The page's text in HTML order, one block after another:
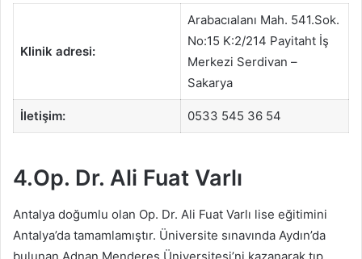
Klinik adresi:
Arabacıalanı Mah. 541.Sok.
No:15 K:2/214 Payitaht İş
Merkezi Serdivan –
Sakarya
İletişim: 0533 545 36 54
4.Op. Dr. Ali Fuat Varlı
Antalya doğumlu olan Op. Dr. Ali Fuat Varlı lise eğitimini
Antalya’da tamamlamıştır. Üniversite sınavında Aydın’da